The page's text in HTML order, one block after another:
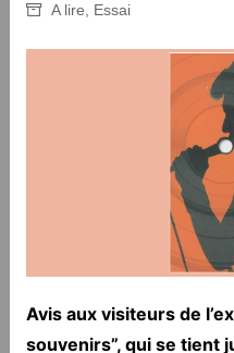
A lire, Essai
Avis aux visiteurs de
souvenirs”, qui se tient